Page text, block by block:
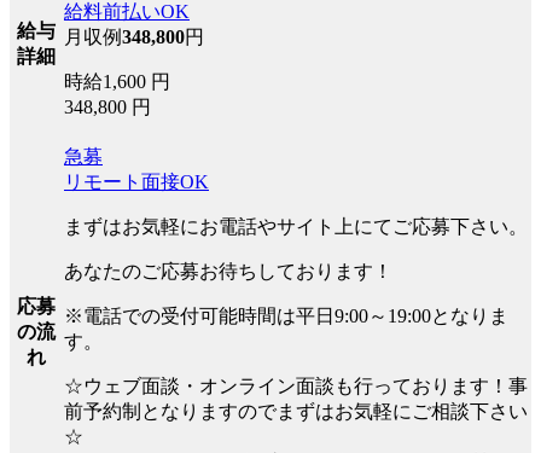
給与
詳細
給料前払いOK
月収例348,800円
時給1,600 円
348,800 円
応募
の流
れ
急募
リモート面接OK
まずはお気軽にお電話やサイト上にてご応募下さい。
あなたのご応募お待ちしております！
※電話での受付可能時間は平日9:00～19:00となりま
す。
☆ウェブ面談・オンライン面談も行っております！事
前予約制となりますのでまずはお気軽にご相談下さい
☆